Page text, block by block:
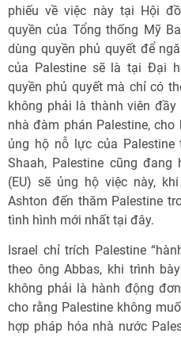
phiếu về việc này tại Hội
quyền của Tổng thống Mỹ
dùng quyền phủ quyết để
của Palestine sẽ là tại Đại
quyền phủ quyết mà chỉ có
không phải là thành viên đầy
nhà đàm phán Palestine,
ủng hộ nỗ lực của
Shaah, Palestine cũng
(EU) sẽ ủng hộ việc này,
Ashton đến thăm Palestine
tình hình mới nhất tại đây.
Israel chỉ trích Palestine
theo ông Abbas, khi trình
không phải là hành động
cho rằng Palestine không
hợp pháp hóa nhà nước